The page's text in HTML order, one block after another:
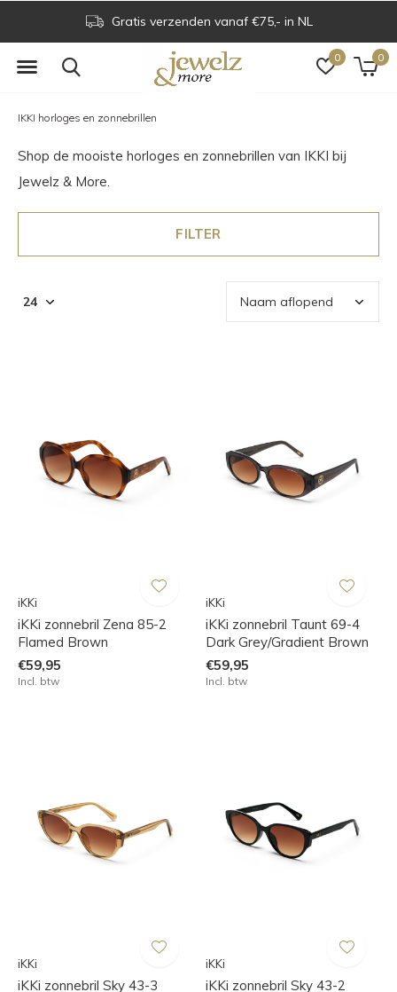
0 0
Voor 16.00 uur besteld is dezelfde dag
IKKI horloges en zonnebrillen
Shop de mooiste horloges en zonnebrillen van IKKI bij
Jewelz & More.
FILTER
iKKi
iKKi zonnebril Zena 85-2
Flamed Brown
€59,95
Incl. btw
iKKi
iKKi zonnebril Taunt 69-4
Dark Grey/Gradient Brown
€59,95
Incl. btw
iKKi
iKKi zonnebril Sky 43-3
iKKi
iKKi zonnebril Sky 43-2